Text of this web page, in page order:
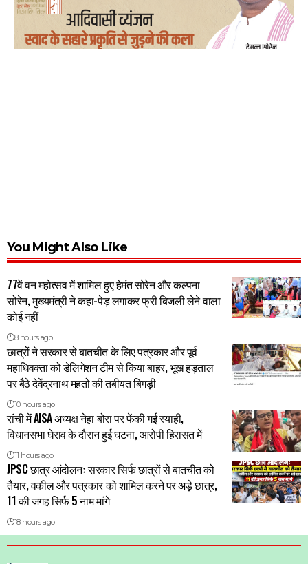
You Might Also Like
77वें वन महोत्सव में शामिल हुए हेमंत सोरेन और कल्पना
सोरेन, मुख्यमंत्री ने कहा-पेड़ लगाकर फ्री बिजली लेने वाला
कोई नहीं
8 hours ago
छात्रों ने सरकार से बातचीत के लिए पत्रकार और पूर्व
महाधिवक्ता को डेलिगेशन टीम से किया बाहर, भूख हड़ताल
पर बैठे देवेंद्रनाथ महतो की तबीयत बिगड़ी
10 hours ago
रांची में AISA अध्यक्ष नेहा बोरा पर फेंकी गई स्याही,
विधानसभा घेराव के दौरान हुई घटना, आरोपी हिरासत में
11 hours ago
JPSC छात्र आंदोलनः सरकार सिर्फ छात्रों से बातचीत को
तैयार, वकील और पत्रकार को शामिल करने पर अड़े छात्र,
11 की जगह सिर्फ 5 नाम मांगे
18 hours ago